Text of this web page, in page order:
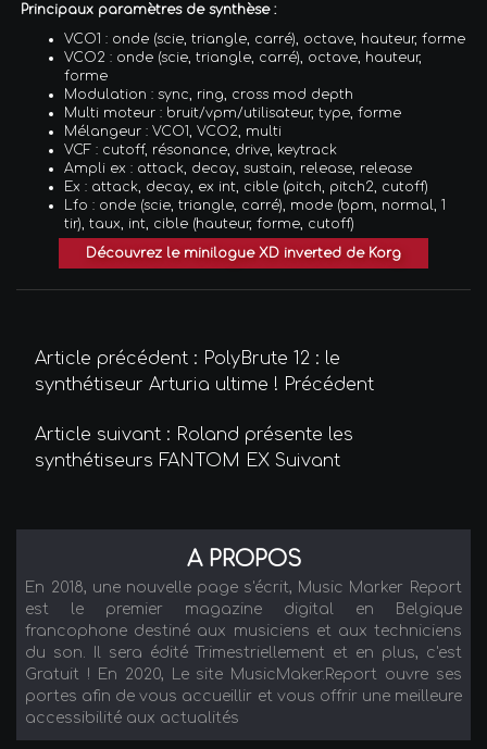
Principaux paramètres de synthèse :
VCO1 : onde (scie, triangle, carré), octave, hauteur, forme
VCO2 : onde (scie, triangle, carré), octave, hauteur,
forme
Modulation : sync, ring, cross mod depth
Multi moteur : bruit/vpm/utilisateur, type, forme
Mélangeur : VCO1, VCO2, multi
VCF : cutoff, résonance, drive, keytrack
Ampli ex : attack, decay, sustain, release, release
Ex : attack, decay, ex int, cible (pitch, pitch2, cutoff)
Lfo : onde (scie, triangle, carré), mode (bpm, normal, 1
tir), taux, int, cible (hauteur, forme, cutoff)
Découvrez le minilogue XD inverted de Korg
Article précédent : PolyBrute 12 : le
synthétiseur Arturia ultime ! Précédent
Article suivant : Roland présente les
synthétiseurs FANTOM EX Suivant
A PROPOS
En 2018, une nouvelle page s'écrit, Music Marker Report
est le premier magazine digital en Belgique
francophone destiné aux musiciens et aux techniciens
du son. Il sera édité Trimestriellement et en plus, c'est
Gratuit ! En 2020, Le site MusicMaker.Report ouvre ses
portes afin de vous accueillir et vous offrir une meilleure
accessibilité aux actualités